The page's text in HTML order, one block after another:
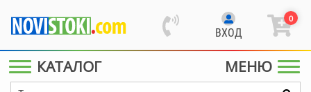
ВХОД
0
КАТАЛОГ МЕНЮ